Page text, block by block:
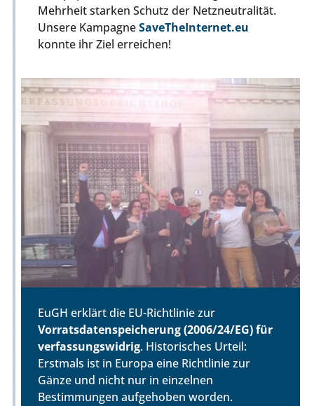
Mehrheit starken Schutz der Netzneutralität.
Unsere KampagneSaveTheInternet.eu
konnte ihr Ziel erreichen!
EuGH erklärt die EU-Richtlinie zur
Vorratsdatenspeicherung (2006/24/EG) für
verfassungswidrig. Historisches Urteil:
Erstmals ist in Europa eine Richtlinie zur
Gänze und nicht nur in einzelnen
Bestimmungen aufgehoben worden.